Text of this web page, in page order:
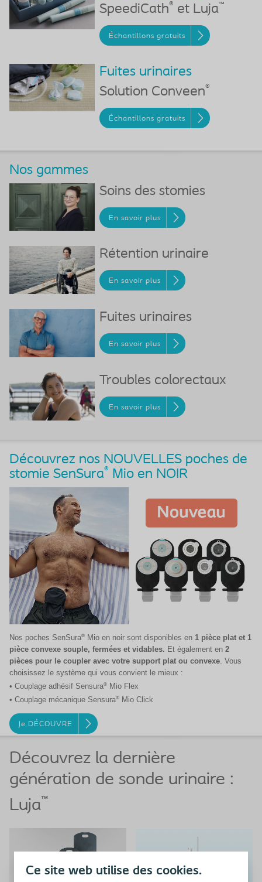
Ce site web utilise des cookies.
SpeediCath® et Luja™
Échantillons gratuits
Fuites urinaires
Solution Conveen®
Échantillons gratuits
Nos gammes
Soins des stomies
En savoir plus
Rétention urinaire
En savoir plus
Fuites urinaires
En savoir plus
Troubles colorectaux
En savoir plus
Découvrez nos NOUVELLES poches de
stomie SenSura® Mio en NOIR
Nos poches SenSura® Mio en noir sont disponibles en 1 pièce plat et 1
pièce convexe souple, fermées et vidables. Et également en 2
pièces pour le coupler avec votre support plat ou convexe. Vous
choisissez le système qui vous convient le mieux :
• Couplage adhésif Sensura®
Mio Flex
• Couplage mécanique Sensura® Mio Click
Je DÉCOUVRE
Découvrez la dernière
génération de sonde urinaire :
Luja™